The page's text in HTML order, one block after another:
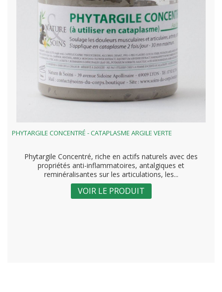
PHYTARGILE CONCENTRÉ - CATAPLASME ARGILE VERTE
Phytargile Concentré, riche en actifs naturels avec des
propriétés anti-inflammatoires, antalgiques et
reminéralisantes sur les articulations, les...
VOIR LE PRODUIT